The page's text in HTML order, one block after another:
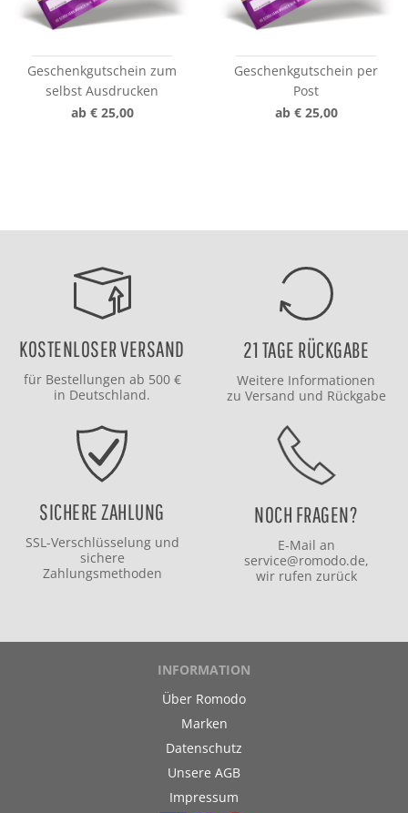
Geschenkgutschein zum
selbst Ausdrucken
ab € 25,00
Geschenkgutschein per
Post
ab € 25,00
KOSTENLOSER VERSAND
für Bestellungen ab 500 €
in Deutschland.
21 TAGE RÜCKGABE
Weitere Informationen
zu Versand und Rückgabe
SICHERE ZAHLUNG
SSL-Verschlüsselung und
sichere
Zahlungsmethoden
NOCH FRAGEN?
E-Mail an
service@romodo.de,
wir rufen zurück
INFORMATION
Über Romodo
Marken
Datenschutz
Unsere AGB
Impressum